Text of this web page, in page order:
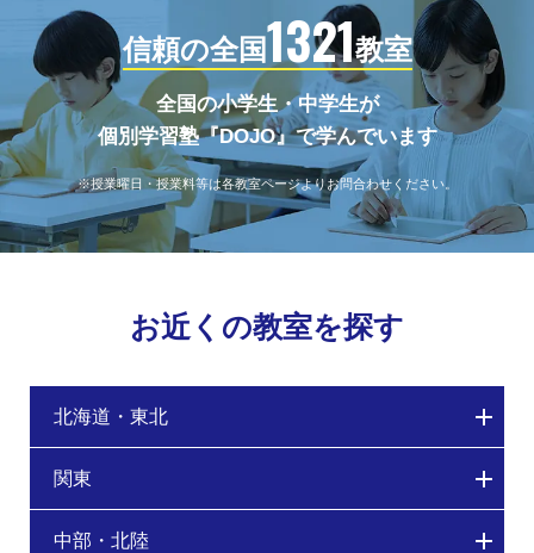
信頼の全国1321教室
全国の小学生・中学生が
個別学習塾『DOJO』で学んでいます
※授業曜日・授業料等は各教室ページよりお問合わせください。
お近くの教室を探す
北海道・東北
関東
中部・北陸